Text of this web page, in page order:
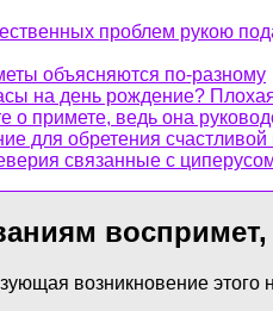
проблем рукою
объясняются по-разному
на день рождение?
о примете, ведь она
для обретения счастливой
связанные с
возникновение этого